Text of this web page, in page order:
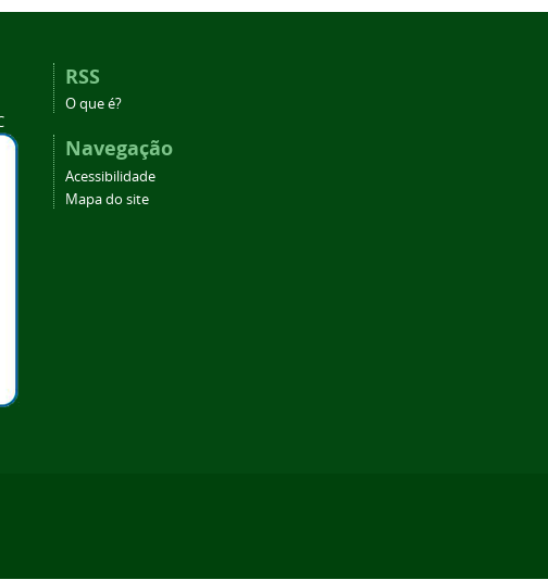
RSS
O que é?
Navegação
Acessibilidade
Mapa do site